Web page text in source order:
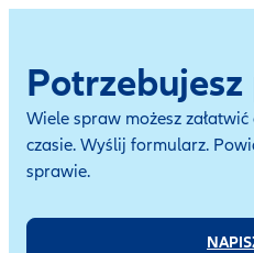
Wiele spraw możesz
czasie. Wyślij formularz.
sprawie.